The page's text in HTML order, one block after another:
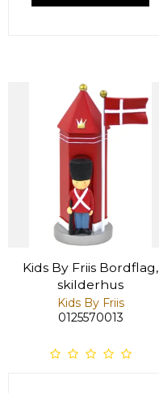
Kids By Friis Bordflag,
skilderhus
Kids By Friis
0125570013